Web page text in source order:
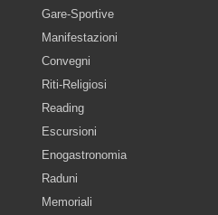
Gare-Sportive
Manifestazioni
Convegni
Riti-Religiosi
Reading
Escursioni
Enogastronomia
Raduni
Memoriali